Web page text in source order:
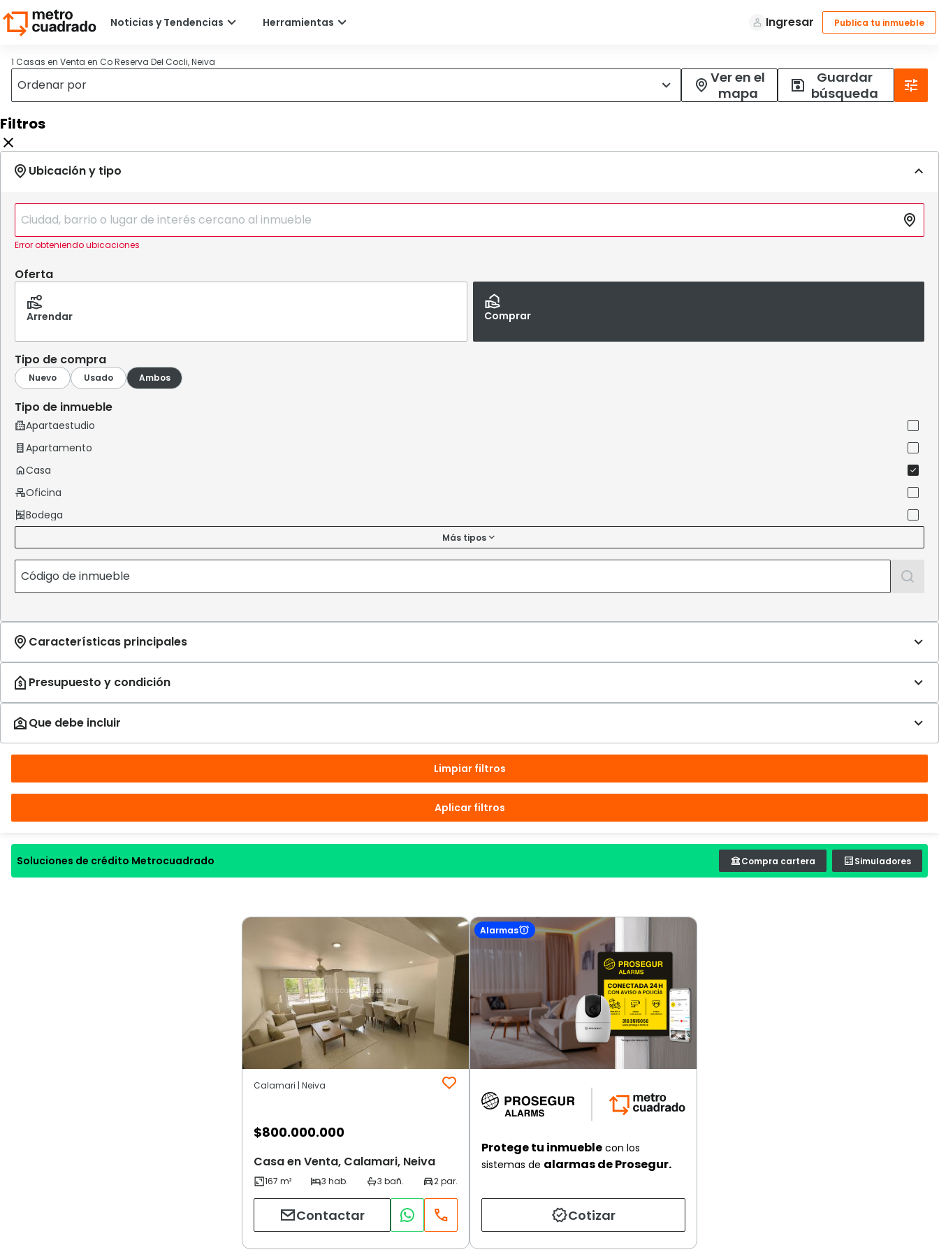
1 Casas en Venta en Co Reserva Del Cocli, Neiva
Ver en el
mapa
Guardar
búsqueda
Filtros
Error obteniendo ubicaciones
Oferta
Arrendar Comprar
Tipo de compra
Tipo de inmueble
Más tipos
Limpiar filtros
Aplicar filtros
Soluciones de crédito Metrocuadrado Compra cartera Simuladores
Calamari | Neiva
$800.000.000
Casa en Venta, Calamari, Neiva
Contactar
Alarmas
Protege tu inmueble con los
sistemas de alarmas de Prosegur.
Cotizar